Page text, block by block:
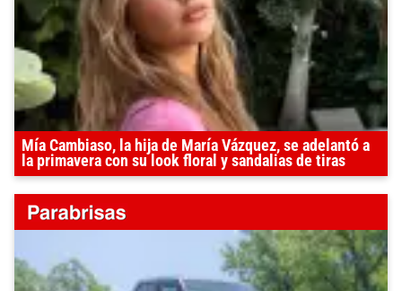
Mía Cambiaso, la hija de María Vázquez, se adelantó a
la primavera con su look floral y sandalias de tiras